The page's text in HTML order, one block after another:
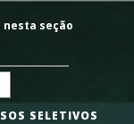
nesta seção
SELETIVOS